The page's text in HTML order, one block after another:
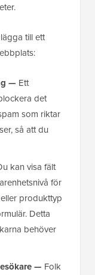
till ett
— Ett
det
som riktar
så att du
kan visa fält
för
produkttyp
Detta
behöver
— Folk